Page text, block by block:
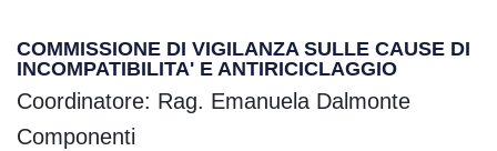
COMMISSIONE DI VIGILANZA SULLE CAUSE DI
INCOMPATIBILITA' E ANTIRICICLAGGIO
Coordinatore: Rag. Emanuela Dalmonte
Componenti